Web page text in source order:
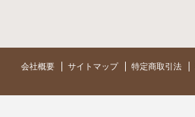
会社概要 サイトマップ 特定商取引法